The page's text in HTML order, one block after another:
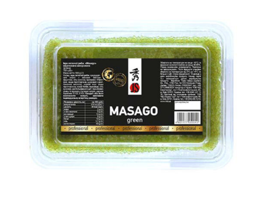
ЧИТАТИ ДАЛІ